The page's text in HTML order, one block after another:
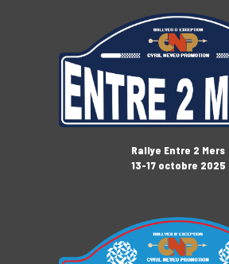
Rallye Entre 2 Mers
13-17 octobre 2025